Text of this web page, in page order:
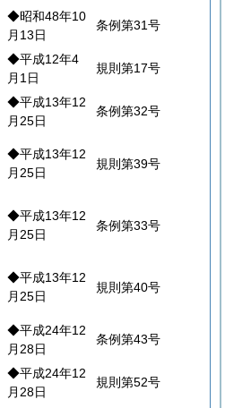
◆昭和48年10
月13日
条例第31号
◆平成12年4
月1日
規則第17号
◆平成13年12
月25日
条例第32号
◆平成13年12
月25日
規則第39号
◆平成13年12
月25日
条例第33号
◆平成13年12
月25日
規則第40号
◆平成24年12
月28日
条例第43号
◆平成24年12
月28日
規則第52号